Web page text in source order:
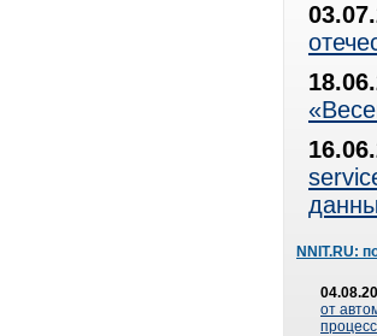
NNIT.RU:
от